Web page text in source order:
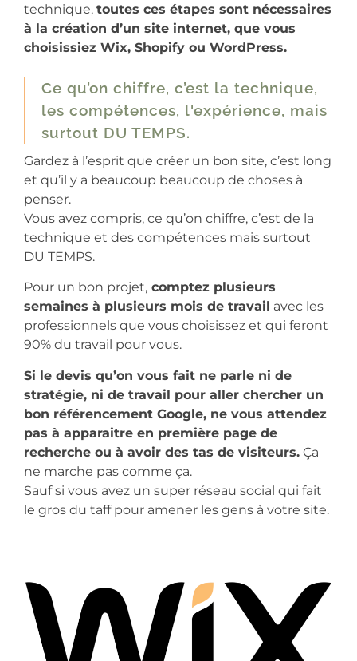
technique, toutes ces étapes sont nécessaires
à la création d’un site internet, que vous
choisissiez Wix, Shopify ou WordPress.
Ce qu’on chiffre, c’est la technique,
les compétences, l'expérience, mais
surtout DU TEMPS.
Gardez à l’esprit que créer un bon site, c’est long
et qu’il y a beaucoup beaucoup de choses à
penser.
Vous avez compris, ce qu’on chiffre, c’est de la
technique et des compétences mais surtout
DU TEMPS.
Pour un bon projet, comptez plusieurs
semaines à plusieurs mois de travail avec les
professionnels que vous choisissez et qui feront
90% du travail pour vous.
Si le devis qu’on vous fait ne parle ni de
stratégie, ni de travail pour aller chercher un
bon référencement Google, ne vous attendez
pas à apparaitre en première page de
recherche ou à avoir des tas de visiteurs. Ça
ne marche pas comme ça.
Sauf si vous avez un super réseau social qui fait
le gros du taff pour amener les gens à votre site.